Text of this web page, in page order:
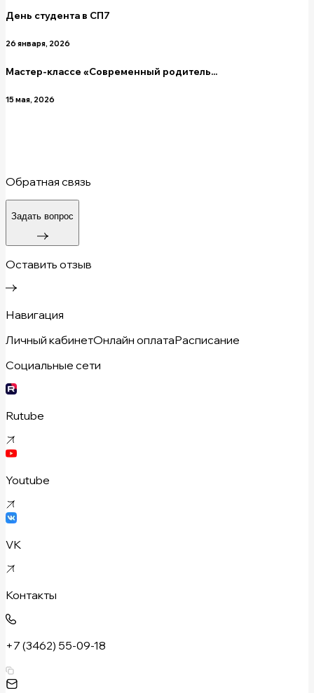
День студента в СП7
26 января, 2026
Мастер-классе «Современный родитель...
15 мая, 2026
Обратная связь
Задать вопрос
Оставить отзыв
Навигация
Личный кабинетОнлайн оплатаРасписание
Социальные сети
Rutube
Youtube
VK
Контакты
+7 (3462) 55-09-18